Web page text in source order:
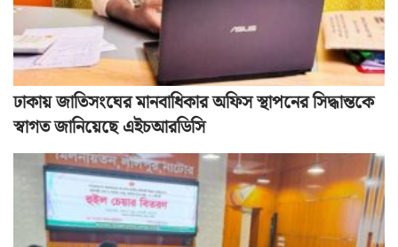
ঢাকায় জাতিসংঘের মানবাধিকার অফিস স্থাপনের সিদ্ধান্তকে
স্বাগত জানিয়েছে এইচআরডিসি